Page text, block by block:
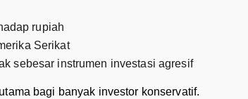
rupiah
Serikat
sebesar instrumen investasi agresif
bagi banyak investor konservatif.